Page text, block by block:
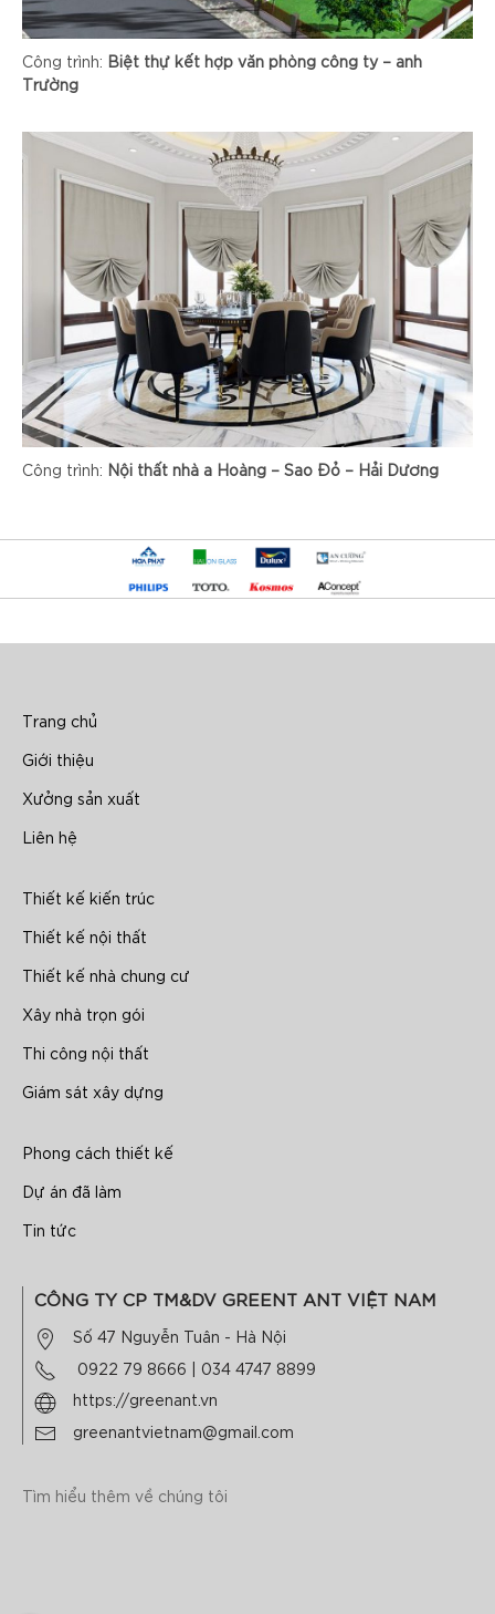
Công trình: Biệt thự kết hợp văn phòng công ty – anh
Trường
Công trình: Nội thất nhà a Hoàng – Sao Đỏ – Hải Dương
Trang chủ
Giới thiệu
Xưởng sản xuất
Liên hệ
Thiết kế kiến trúc
Thiết kế nội thất
Thiết kế nhà chung cư
Xây nhà trọn gói
Thi công nội thất
Giám sát xây dựng
Phong cách thiết kế
Dự án đã làm
Tin tức
CÔNG TY CP TM&DV GREENT ANT VIỆT NAM
Số 47 Nguyễn Tuân - Hà Nội
0922 79 8666 | 034 4747 8899
https://greenant.vn
greenantvietnam@gmail.com
Tìm hiểu thêm về chúng tôi